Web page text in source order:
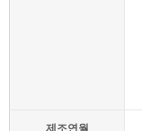
제조연월